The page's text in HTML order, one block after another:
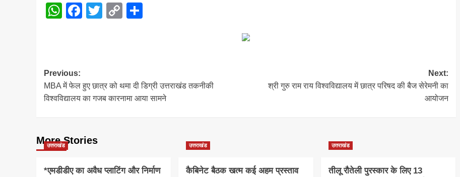
WhatsApp
Facebook
Twitter
Copy
Post
navigation
Previous:
MBA में फेल हुए छात्र को थमा दी डिग्री उत्तराखंड तकनीकी
विश्वविद्यालय का गजब कारनामा आया सामने
Next:
श्री गुरु राम राय विश्वविद्यालय में छात्र परिषद की बैज सेरेमनी का
आयोजन
More Stories
उत्तराखंड
*एमडीडीए का अवैध प्लाटिंग और निर्माण
उत्तराखंड
कैबिनेट बैठक खत्म कई अहम प्रस्ताव
उत्तराखंड
तीलू रौतेली पुरस्कार के लिए 13